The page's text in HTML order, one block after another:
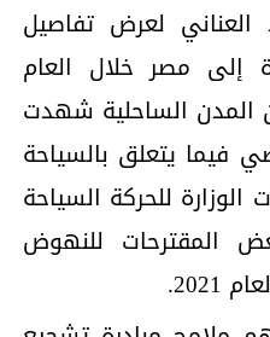
لعرض تفاصيل
إلى مصر خلال العام
إلى أن المدن الساحلية شهدت
فيما يتعلق بالسياحة
الوزارة للحركة السياحة
المقترحات للنهوض